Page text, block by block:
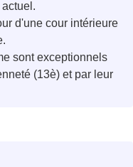
d'une cour intérieure
sont exceptionnels
(13è) et par leur